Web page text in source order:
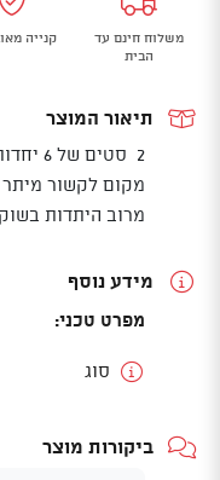
של
יתדות
לאוהל
משלוח חינם עד
הבית
קנייה
תיאור המוצר
מקום לקשור מיתר
מרוב היתדות בשוק
מידע נוסף
מפרט טכני:
סוג
ביקורות מוצר